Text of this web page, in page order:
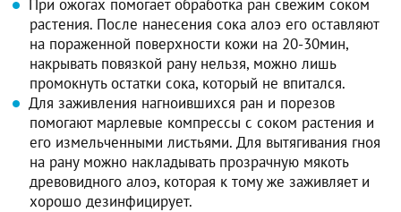
При ожогах помогает обработка ран свежим соком
растения. После нанесения сока алоэ его оставляют
на пораженной поверхности кожи на 20-30мин,
накрывать повязкой рану нельзя, можно лишь
промокнуть остатки сока, который не впитался.
Для заживления нагноившихся ран и порезов
помогают марлевые компрессы с соком растения и
его измельченными листьями. Для вытягивания гноя
на рану можно накладывать прозрачную мякоть
древовидного алоэ, которая к тому же заживляет и
хорошо дезинфицирует.